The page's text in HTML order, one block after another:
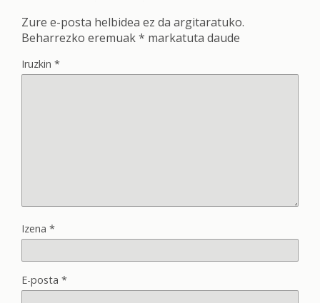
Zure e-posta helbidea ez da argitaratuko.
Beharrezko eremuak* markatuta daude
Iruzkin *
Izena *
E-posta *